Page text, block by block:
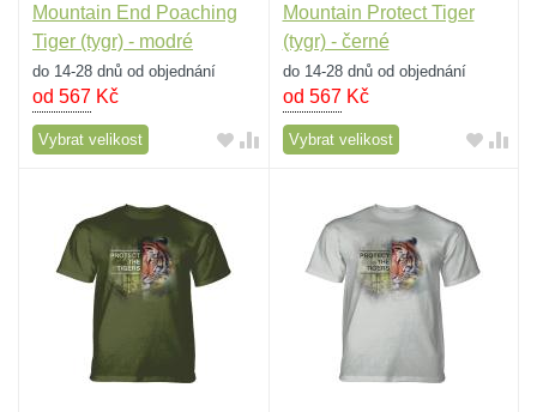
Mountain End Poaching
Tiger (tygr) - modré
do 14-28 dnů od objednání
od 567 Kč
Vybrat velikost
Mountain Protect Tiger
(tygr) - černé
do 14-28 dnů od objednání
od 567Kč
Vybrat velikost